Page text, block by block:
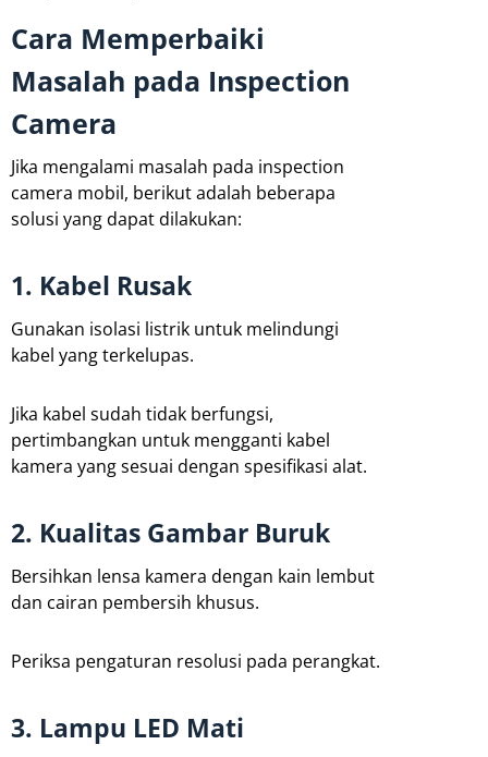
Cara Memperbaiki
Masalah pada Inspection
Camera
Jika mengalami masalah pada inspection
camera mobil, berikut adalah beberapa
solusi yang dapat dilakukan:
1. Kabel Rusak
Gunakan isolasi listrik untuk melindungi
kabel yang terkelupas.
Jika kabel sudah tidak berfungsi,
pertimbangkan untuk mengganti kabel
kamera yang sesuai dengan spesifikasi alat.
2. Kualitas Gambar Buruk
Bersihkan lensa kamera dengan kain lembut
dan cairan pembersih khusus.
Periksa pengaturan resolusi pada perangkat.
3. Lampu LED Mati